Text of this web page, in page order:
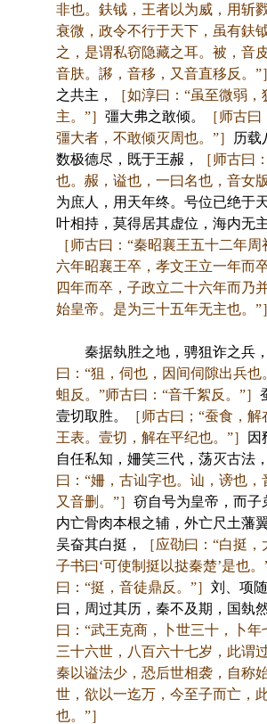
非也。鈇钺，王者以为威，用斩
衰微，政令不行于天下，虽有鈇
之，是谓私窃隐藏之耳。被，音
音肤。謻，音移，又音直移反。”］
之共主，
［如淳曰：“虽至微弱
主。”］ 彊大弗之敢倾。
［师古
彊大者，不敢倾灭周也。”］
历载
数极德尽，既于王赧，
［师古曰
也。赧，谥也，一曰名也，音女版
为庶人，用天年终。号位已绝于
叶相持，莫得居其虚位，海内无
［师古曰：“秦昭襄王五十二年
六年昭襄王卒，孝文王立一年而
四年而卒，子政立二十六年而乃
始皇帝。是为三十五年无主也。”］
秦据埶胜之地，骋狙诈之兵，
曰：“狙，伺也，因间伺隙出兵也
蛆反。”师古曰：“音千絮反。”］
壹切取胜。
［师古曰；“蚕食，
王表。壹切，解在平纪也。”］
因
自任私知，姍笑三代，荡灭古法，
曰：“姍，古讪字也。讪，谤也，
又音删。”］ 窃自号为皇帝，而子
内亡骨肉本根之辅，外亡尺土藩
吴奋其白挺，
［应劭曰：“白挺
子书曰‘可使制挺以挞秦楚’是也。
曰：“挺，音徒鼎反。”］ 刘、项
曰，周过其历，秦不及期，国埶然
曰：“武王克商，卜世三十，卜年
三十六世，八百六十七岁，此谓
秦以谥法少，恐后世相袭，自称
世，欲以一迄万，今至子而亡，
也。”］